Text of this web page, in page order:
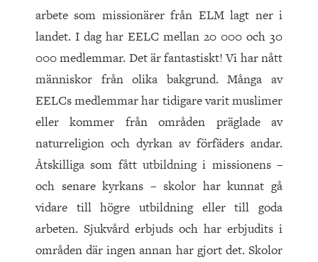
arbete som missionärer från ELM lagt ner i
landet. I dag har EELC mellan 20 000 och 30
000 medlemmar. Det är fantastiskt! Vi har nått
människor från olika bakgrund. Många av
EELCs medlemmar har tidigare varit muslimer
eller kommer från områden präglade av
naturreligion och dyrkan av förfäders andar.
Åtskilliga som fått utbildning i missionens –
och senare kyrkans – skolor har kunnat gå
vidare till högre utbildning eller till goda
arbeten. Sjukvård erbjuds och har erbjudits i
områden där ingen annan har gjort det. Skolor